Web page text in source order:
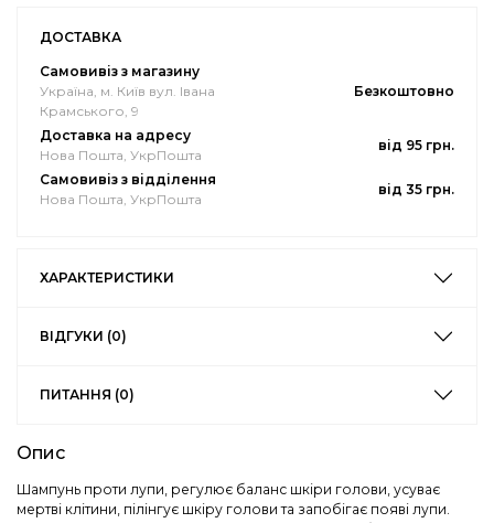
ДОСТАВКА
Самовивіз з магазину
Україна, м. Київ вул. Івана
Крамського, 9
Безкоштовно
Доставка на адресу
Нова Пошта, УкрПошта
від 95 грн.
Самовивіз з відділення
Нова Пошта, УкрПошта
від 35 грн.
ХАРАКТЕРИСТИКИ
ВІДГУКИ (0)
ПИТАННЯ (0)
Опис
Шампунь проти лупи, регулює баланс шкіри голови, усуває
мертві клітини, пілінгує шкіру голови та запобігає появі лупи.